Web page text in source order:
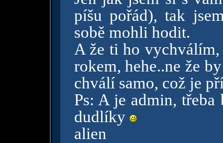
píšu pořád), tak
sobě mohli hodit.
A že ti ho
rokem, hehe..ne že
chválí samo, což je
Ps: A je admin,
dudlíky
alien